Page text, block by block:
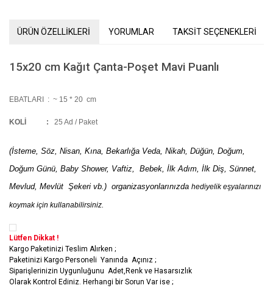
ÜRÜN ÖZELLİKLERİ YORUMLAR TAKSİT SEÇENEKLERİ
15x20 cm Kağıt Çanta-Poşet Mavi Puanlı
EBATLARI : ~ 15 * 20 cm
KOLİ : 25 Ad / Paket
(İsteme, Söz, Nisan, Kına, Bekarlığa Veda, Nikah, Düğün, Doğum,
Doğum Günü, Baby Shower, Vaftiz, Bebek, İlk Adım, İlk Diş, Sünnet,
Mevlud, Mevlüt Şekeri vb.) organizasyonlarınızda hediyelik eşyalarınızı
koymak için kullanabilirsiniz.
Lütfen Dikkat !
Kargo Paketinizi Teslim Alırken ;
Paketinizi Kargo Personeli Yanında Açınız ;
Siparişlerinizin Uygunluğunu Adet,Renk ve Hasarsızlık
Olarak Kontrol Ediniz. Herhangi bir Sorun Var ise ;